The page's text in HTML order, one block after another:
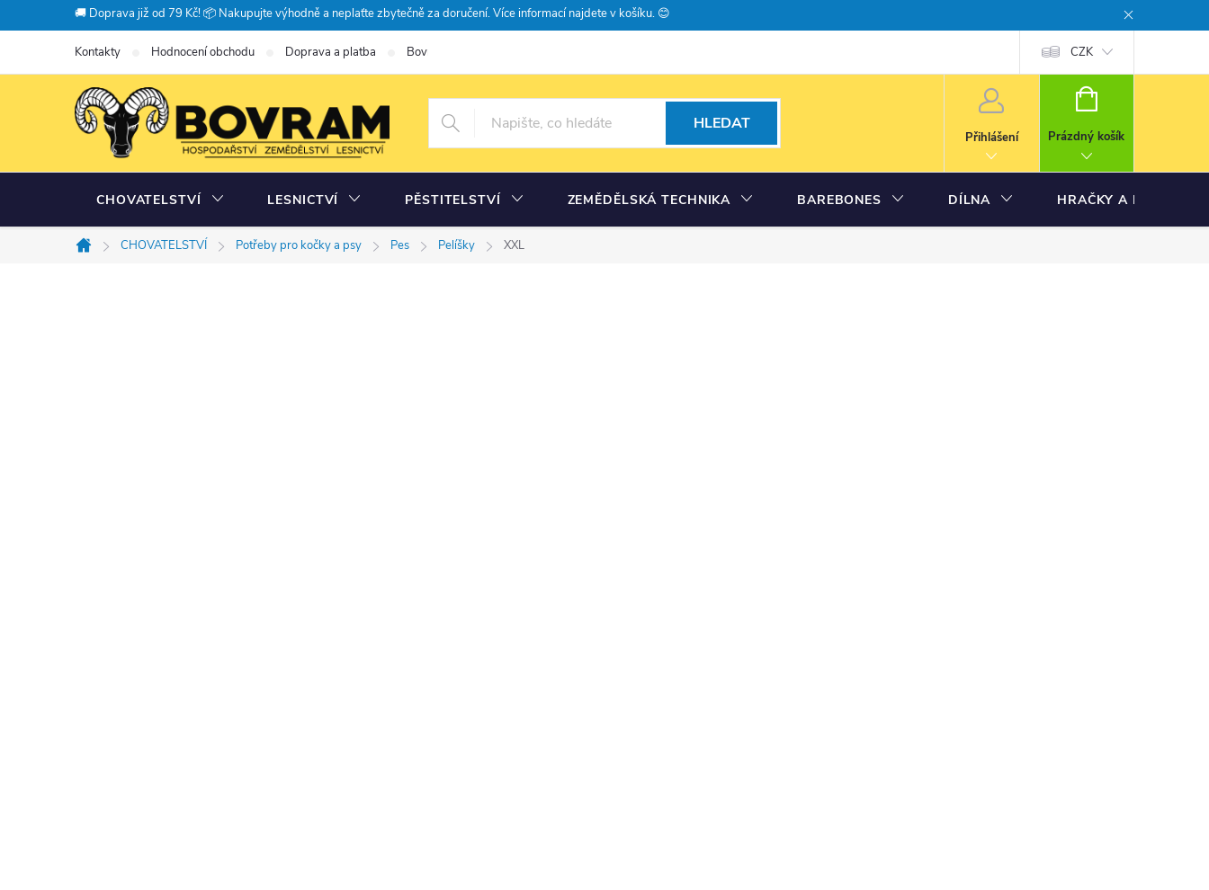
na
🚚 Doprava již od 79 Kč! 📦 Nakupujte výhodně a neplaťte zbytečně za doručení. Více informací najdete v košíku. 😊
Kontakty Hodnocení obchodu Doprava a platba Bovramova poradna CZK
HLEDAT
Přihlášení
NÁKUPNÍ
Prázdný košík
CHOVATELSTVÍ LESNICTVÍ PĚSTITELSTVÍ ZEMĚDĚLSKÁ TECHNIKA BAREBONES DÍLNA HRAČKY A MODELY
Domů
CHOVATELSTVÍ Potřeby pro kočky a psy Pes Pelíšky XXL